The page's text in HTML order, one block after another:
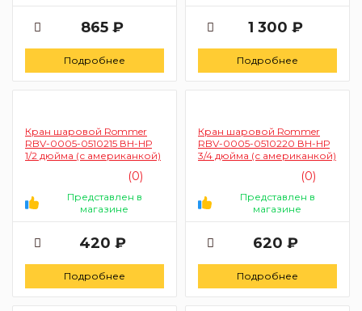
865 ₽
Подробнее
1 300 ₽
Подробнее
Кран шаровой Rommer
RBV-0005-0510215 ВН-НР
1/2 дюйма (с американкой)
(0)
Представлен в
магазине
420 ₽
Подробнее
Кран шаровой Rommer
RBV-0005-0510220 ВН-НР
3/4 дюйма (с американкой)
(0)
Представлен в
магазине
620 ₽
Подробнее